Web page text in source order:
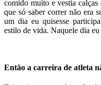
comido muito e vestia
que só saber correr não era
um dia eu quisesse
estilo de vida. Naquele dia
Então a carreira de atleta